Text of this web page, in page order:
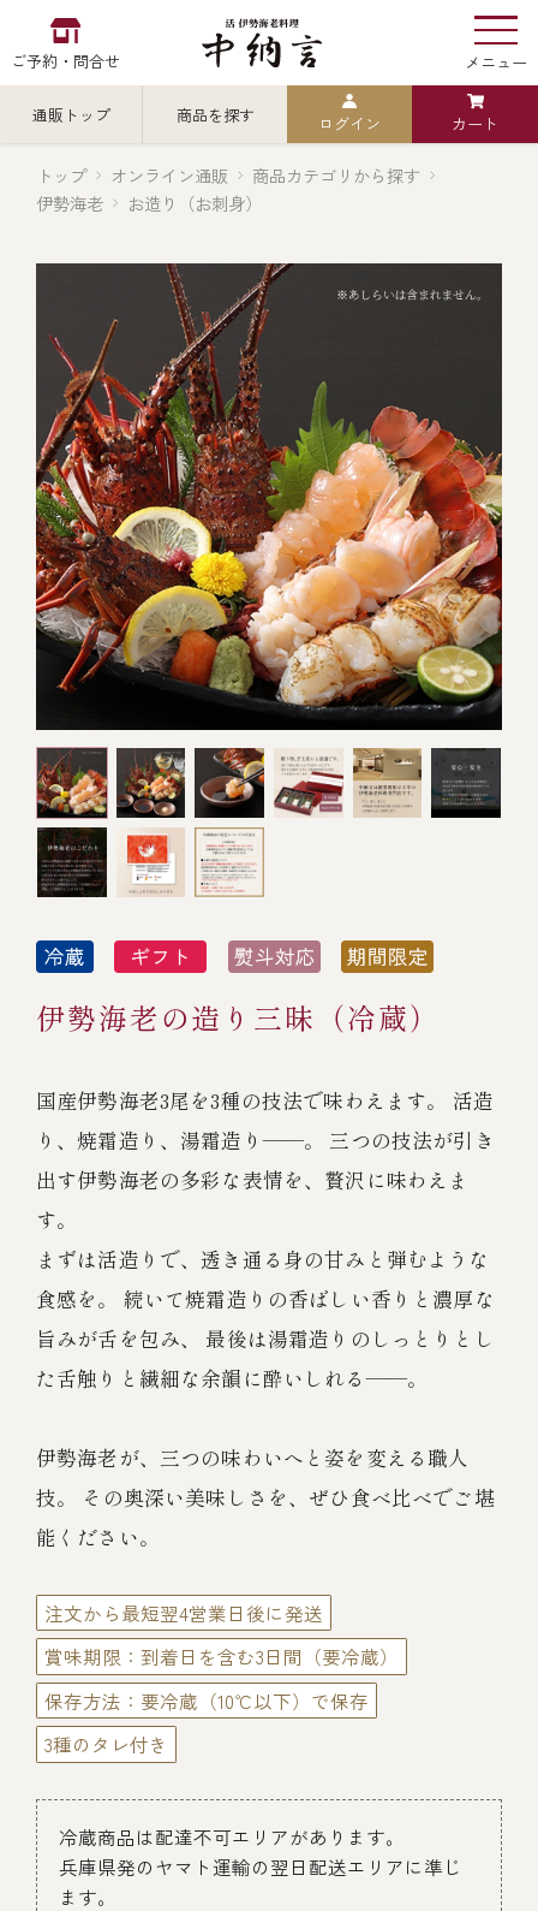
ご予約・問合せ メニュー
中納言の お食い初め
中納言の伊勢海老
用途・シーン
ご結婚式 1.5次会・
二次会
レストラン
オンライン通販
(造り/焼物/蒸し/ボイル伊勢海老)
(ごちそう重/誕生日重/還暦重/お食い初め重)
(生おせち/おせち冷凍)
(中納言/鉄板焼ひかり)
弁当宅配・仕出し
鉄板焼 ひかり
製薬会社・MR
プライバシーポリシー
サイトマップ
取引先エントリー
通販トップ 商品を探す
カテゴリから探す 全ての商品を見る
伊勢海老
全ての商品を見る
お造り（お刺身）
焼物
蒸し
ボイル伊勢海老
ごちそう重
全ての商品を見る
ごちそう重
還暦重
誕生日重
お食い初め重
おせち
全ての商品を見る
生おせち
おせち冷凍
海鮮鍋
海鮮ＢＢＱ
調味料
スープ・スープカレー
レストラン商品
鉄板焼ひかり
お弁当（冷凍）
ギフト/贈り物
～￥2,999
￥5,000～￥9,999
￥10,000～￥14,999
￥15,000～￥19,999
￥20,000～
ログイン カート
トップ オンライン通販
商品カテゴリから探す
伊勢海老
お造り（お刺身）
伊勢海老の造り三昧（冷蔵）
国産伊勢海老3尾を3種の技法で味わえます。 活造
り、焼霜造り、湯霜造り――。 三つの技法が引き
出す伊勢海老の多彩な表情を、贅沢に味わえま
す。
まずは活造りで、透き通る身の甘みと弾むような
食感を。 続いて焼霜造りの香ばしい香りと濃厚な
旨みが舌を包み、 最後は湯霜造りのしっとりとし
た舌触りと繊細な余韻に酔いしれる――。
伊勢海老が、三つの味わいへと姿を変える職人
技。 その奥深い美味しさを、ぜひ食べ比べでご堪
能ください。
注文から最短翌4営業日後に発送
賞味期限：到着日を含む3日間（要冷蔵）
保存方法：要冷蔵（10℃以下）で保存
3種のタレ付き
冷蔵商品は配達不可エリアがあります。
兵庫県発のヤマト運輸の翌日配送エリアに準じ
ます。